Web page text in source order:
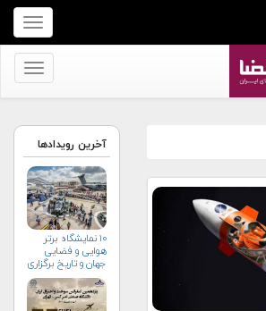
برای
نمایش
منو
برای
کنید
آخرین رویدادها
۱۰ نمایشگاه برتر
هوایی و فضایی
جهان و تاریخ برگزاری
آن‌ها